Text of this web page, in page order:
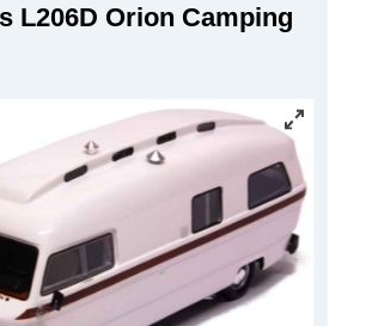
L206D Orion Camping